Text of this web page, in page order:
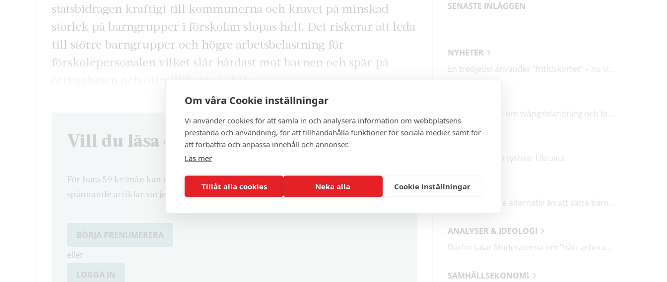
Om våra Cookie inställningar
Vi använder cookies för att samla in och analysera information om webbplatsens
prestanda och användning, för att tillhandahålla funktioner för sociala medier samt för
att förbättra och anpassa innehåll och annonser.
Läs mer
Tillåt alla cookies Neka alla Cookie inställningar
statsbidragen kraftigt till kommunerna och kravet på minskad
storlek på barngrupper i förskolan slopas helt. Det riskerar att leda
till större barngrupper och högre arbetsbelastning för
förskolepersonalen vilket slår hårdast mot barnen och spär på
Vill du läsa denna artikel?
För bara 59 kr/mån kan du läsa både denna och cirka 100 andra exklusiva och
spännande artiklar varje månad.
BÖRJA PRENUMERERA
eller
LOGGA IN
SENASTE INLÄGGEN
NYHETER
En tredjedel använder ”fritidskortet” – nu vill regeringen utveckla det
M & SD hycklar om tvångsblandning och förvärrar segregationen
Mitt i frukosten tystnar Ukraina
DEBATT
Det finns bättre alternativ än att sätta barn i fängelse
ANALYSER & IDEOLOGI
Därför talar Moderaterna om ”hårt arbetande människor”
SAMHÄLLSEKONOMI